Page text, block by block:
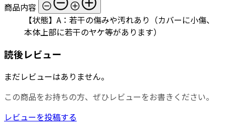
商品内容
【状態】A：若干の傷みや汚れあり（カバーに小傷、
本体上部に若干のヤケ等があります）
読後レビュー
まだレビューはありません。
この商品をお持ちの方、ぜひレビューをお書きください。
レビューを投稿する